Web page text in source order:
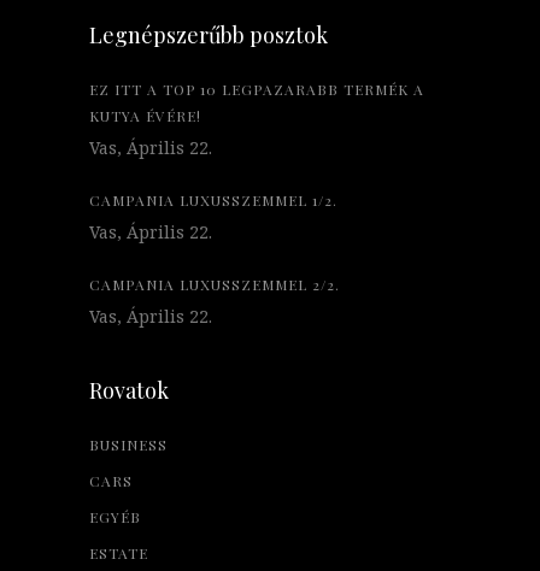
Legnépszerűbb posztok
EZ ITT A TOP 10 LEGPAZARABB TERMÉK A
KUTYA ÉVÉRE!
Vas, Április 22.
CAMPANIA LUXUSSZEMMEL 1/2.
Vas, Április 22.
CAMPANIA LUXUSSZEMMEL 2/2.
Vas, Április 22.
Rovatok
BUSINESS
CARS
EGYÉB
ESTATE